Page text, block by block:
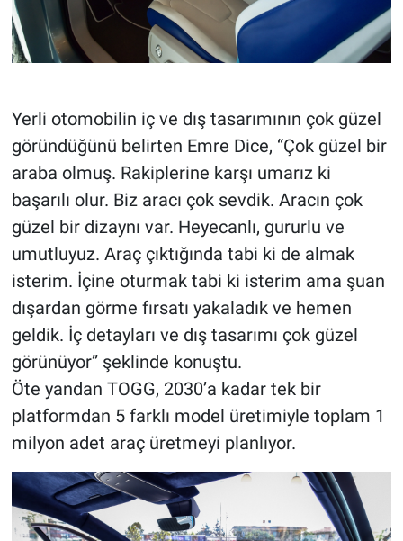
Yerli otomobilin iç ve dış tasarımının çok güzel
göründüğünü belirten Emre Dice, “Çok güzel bir
araba olmuş. Rakiplerine karşı umarız ki
başarılı olur. Biz aracı çok sevdik. Aracın çok
güzel bir dizaynı var. Heyecanlı, gururlu ve
umutluyuz. Araç çıktığında tabi ki de almak
isterim. İçine oturmak tabi ki isterim ama şuan
dışardan görme fırsatı yakaladık ve hemen
geldik. İç detayları ve dış tasarımı çok güzel
görünüyor” şeklinde konuştu.
Öte yandan TOGG, 2030’a kadar tek bir
platformdan 5 farklı model üretimiyle toplam 1
milyon adet araç üretmeyi planlıyor.